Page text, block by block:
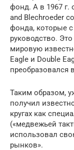
фонд. А в 1967 г.
and Blechroeder
фонда, которые
руководство.
мировую
Eagle и Double
преобразовался
Таким образом,
получил
кругах как
(«медвежьей
использовал
рынков».